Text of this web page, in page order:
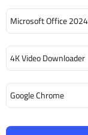
Microsoft Office
4K Video Downloader
Google Chrome